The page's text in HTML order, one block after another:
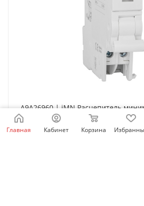
A9A26960 | iMN Расцепитель
напряжения 220...240В AC,
Нет в наличии
Главная Кабинет Корзина